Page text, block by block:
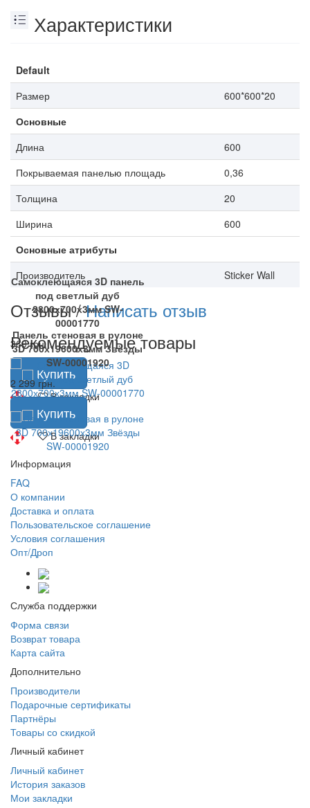
Характеристики
Default
Размер
600*600*20
Основные
Длина
600
Покрываемая панелью площадь
0,36
Толщина
20
Ширина
600
Основные атрибуты
Производитель
Sticker Wall
Отзывы /Написать отзыв
Рекомендуемые товары
Самоклеющаяся 3D панель
под светлый дуб
2800х700х3мм SW-
00001770
369 грн.
Купить
В закладки
Панель стеновая в рулоне
3D 700х19600х3мм Звёзды
SW-00001920
2 299 грн.
Купить
В закладки
Информация
FAQ
О компании
Доставка и оплата
Пользовательское соглашение
Условия соглашения
Опт/Дроп
Служба поддержки
Форма связи
Возврат товара
Карта сайта
Дополнительно
Производители
Подарочные сертификаты
Партнёры
Товары со скидкой
Личный кабинет
Личный кабинет
История заказов
Мои закладки